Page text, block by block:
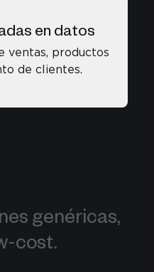
en datos
ventas, productos
de clientes.
genéricas, ni
genéricas,
cost.